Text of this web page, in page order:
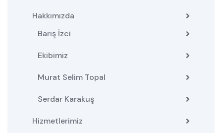
Hakkımızda
Barış İzci
Ekibimiz
Murat Selim Topal
Serdar Karakuş
Hizmetlerimiz